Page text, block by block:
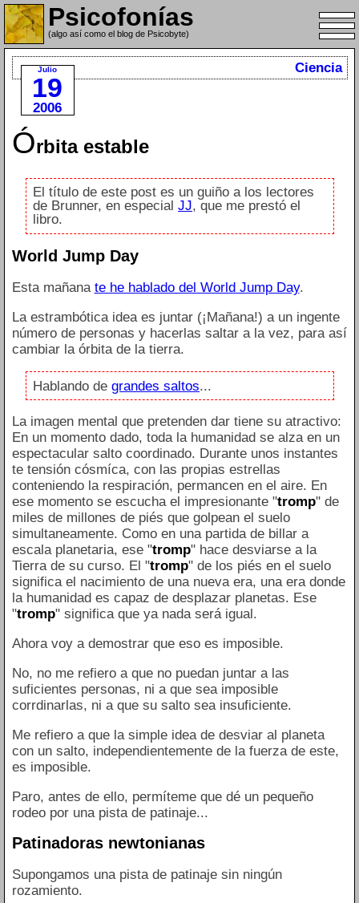
Psicofonías
(algo así como el blog de Psicobyte)
Julio
19
2006
Ciencia
Órbita estable
El título de este post es un guiño a los lectores
de Brunner, en especial JJ, que me prestó el
libro.
World Jump Day
Esta mañana te he hablado del World Jump Day.
La estrambótica idea es juntar (¡Mañana!) a un ingente
número de personas y hacerlas saltar a la vez, para así
cambiar la órbita de la tierra.
Hablando de grandes saltos...
La imagen mental que pretenden dar tiene su atractivo:
En un momento dado, toda la humanidad se alza en un
espectacular salto coordinado. Durante unos instantes
te tensión cósmíca, con las propias estrellas
conteniendo la respiración, permancen en el aire. En
ese momento se escucha el impresionante "tromp" de
miles de millones de piés que golpean el suelo
simultaneamente. Como en una partida de billar a
escala planetaria, ese "tromp" hace desviarse a la
Tierra de su curso. El "tromp" de los piés en el suelo
significa el nacimiento de una nueva era, una era donde
la humanidad es capaz de desplazar planetas. Ese
"tromp" significa que ya nada será igual.
Ahora voy a demostrar que eso es imposible.
No, no me refiero a que no puedan juntar a las
suficientes personas, ni a que sea imposible
corrdinarlas, ni a que su salto sea insuficiente.
Me refiero a que la simple idea de desviar al planeta
con un salto, independientemente de la fuerza de este,
es imposible.
Paro, antes de ello, permíteme que dé un pequeño
rodeo por una pista de patinaje...
Patinadoras newtonianas
Supongamos una pista de patinaje sin ningún
rozamiento.